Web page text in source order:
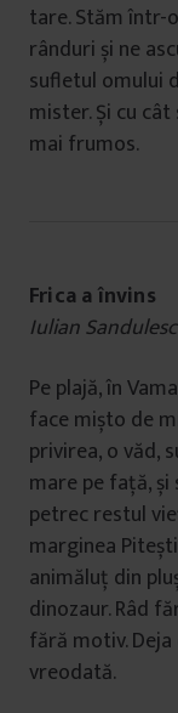
tare. Stăm într-
rânduri și ne
sufletul omului
mister. Și cu
mai frumos.
Frica a învins
Iulian
Pe plajă, în
face mișto de
privirea, o văd,
mare pe față,
petrec restul
marginea
animăluț din
dinozaur. Râd
fără motiv.
vreodată.